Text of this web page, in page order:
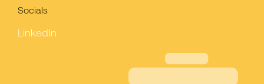
Socials
LinkedIn